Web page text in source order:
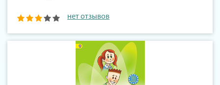
нет отзывов